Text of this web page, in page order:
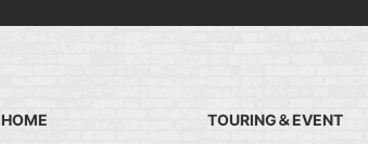
HOME TOURING＆EVENT